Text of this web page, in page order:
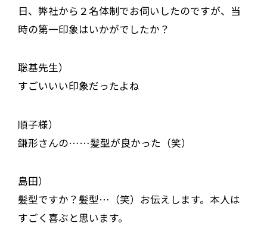
日、弊社から２名体制でお伺いしたのですが、当
時の第一印象はいかがでしたか？
聡基先生）
すごいいい印象だったよね
順子様）
鎌形さんの……髪型が良かった（笑）
島田）
髪型ですか？髪型…（笑）お伝えします。本人は
すごく喜ぶと思います。